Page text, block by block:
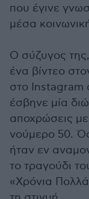
που έγινε
μέσα
Ο σύζυγος της,
ένα βίντεο
στο Instagram
έσβηνε μία
αποχρώσεις
νούμερο 50.
ήταν εν
το τραγούδι
«Χρόνια